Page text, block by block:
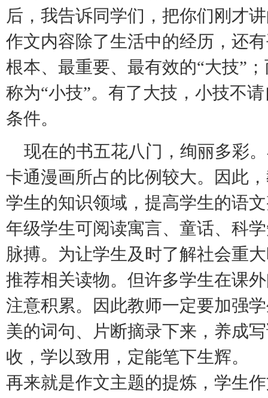
后，我告诉同学们，把你们刚才
作文内容除了生活中的经历，还
根本、最重要、最有效的“大技”
称为“小技”。有了大技，小技不
条件。
现在的书五花八门，绚丽多彩
卡通漫画所占的比例较大。因此
学生的知识领域，提高学生的语
年级学生可阅读寓言、童话、科
脉搏。为让学生及时了解社会重
推荐相关读物。但许多学生在课
注意积累。因此教师一定要加强
美的词句、片断摘录下来，养成
收，学以致用，定能笔下生辉。
再来就是作文主题的提炼，学生